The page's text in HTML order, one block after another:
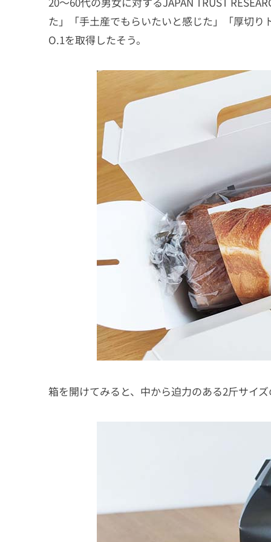
た」「手土産でもらいたいと感じた」「厚切
O.1を取得したそう。
箱を開けてみると、中から迫力のある2斤サイ